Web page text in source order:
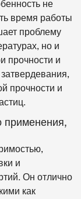
не
время работы
проблему
но и
прочности и
прочности и
применения,
и
Он отлично
как